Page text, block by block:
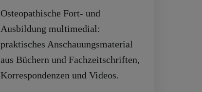
Osteopathische Fort- und
Ausbildung multimedial:
praktisches Anschauungsmaterial
aus Büchern und Fachzeitschriften,
Korrespondenzen und Videos.